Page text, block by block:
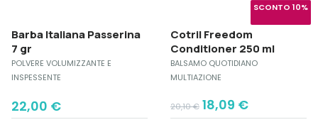
Barba Italiana Passerina
7 gr
POLVERE VOLUMIZZANTE E
INSPESSENTE
22,00 €
SCONTO 10%
Cotril Freedom
Conditioner 250 ml
BALSAMO QUOTIDIANO
MULTIAZIONE
20,10€
Original
price
18,09 €
Current
price